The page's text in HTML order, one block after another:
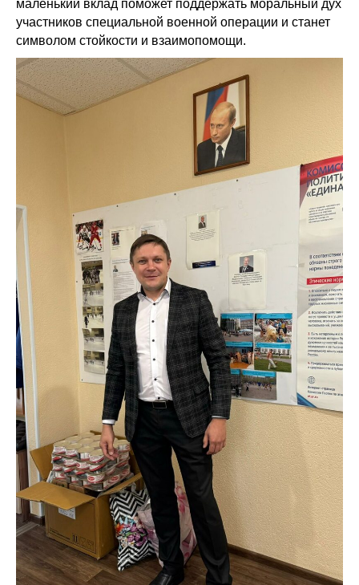
маленький вклад поможет поддержать моральный дух
участников специальной военной операции и станет
символом стойкости и взаимопомощи.